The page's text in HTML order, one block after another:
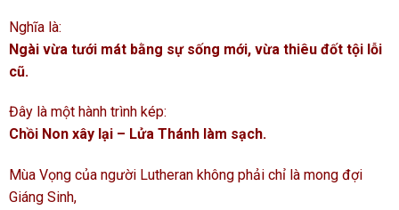
Nghĩa là:
Ngài vừa tưới mát bằng sự sống mới, vừa thiêu đốt tội lỗi
cũ.
Đây là một hành trình kép:
Chồi Non xây lại – Lửa Thánh làm sạch.
Mùa Vọng của người Lutheran không phải chỉ là mong đợi
Giáng Sinh,